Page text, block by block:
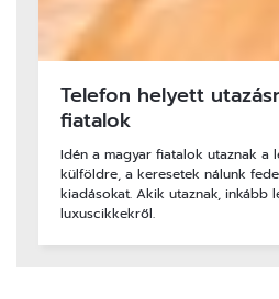
Telefon helyett
fiatalok
Idén a magyar fiatalok utaznak a
külföldre, a keresetek nálunk
kiadásokat. Akik utaznak, inkább
luxuscikkekről.